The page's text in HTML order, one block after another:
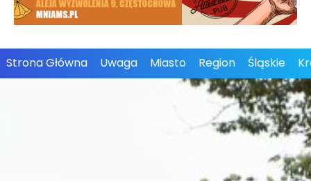
Strona Główna Uwaga Miasto Region Śląskie